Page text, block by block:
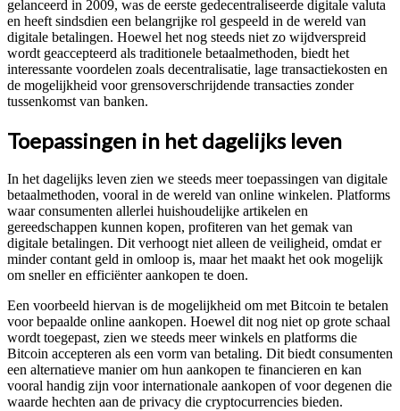
gelanceerd in 2009, was de eerste gedecentraliseerde digitale valuta
en heeft sindsdien een belangrijke rol gespeeld in de wereld van
digitale betalingen. Hoewel het nog steeds niet zo wijdverspreid
wordt geaccepteerd als traditionele betaalmethoden, biedt het
interessante voordelen zoals decentralisatie, lage transactiekosten en
de mogelijkheid voor grensoverschrijdende transacties zonder
tussenkomst van banken.
Toepassingen in het dagelijks leven
In het dagelijks leven zien we steeds meer toepassingen van digitale
betaalmethoden, vooral in de wereld van online winkelen. Platforms
waar consumenten allerlei huishoudelijke artikelen en
gereedschappen kunnen kopen, profiteren van het gemak van
digitale betalingen. Dit verhoogt niet alleen de veiligheid, omdat er
minder contant geld in omloop is, maar het maakt het ook mogelijk
om sneller en efficiënter aankopen te doen.
Een voorbeeld hiervan is de mogelijkheid om met Bitcoin te betalen
voor bepaalde online aankopen. Hoewel dit nog niet op grote schaal
wordt toegepast, zien we steeds meer winkels en platforms die
Bitcoin accepteren als een vorm van betaling. Dit biedt consumenten
een alternatieve manier om hun aankopen te financieren en kan
vooral handig zijn voor internationale aankopen of voor degenen die
waarde hechten aan de privacy die cryptocurrencies bieden.